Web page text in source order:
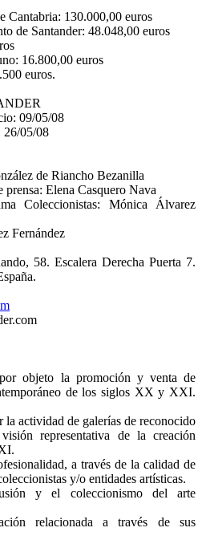
130.000,00 euros
Santander: 48.048,00 euros
16.800,00 euros
euros.
09/05/08
26/05/08
de Riancho Bezanilla
prensa: Elena Casquero Nava
Coleccionistas: Mónica Álvarez
Fernández
58. Escalera Derecha Puerta 7.
objeto la promoción y venta de
de los siglos XX y XXI.
actividad de galerías de reconocido
representativa de la creación
a través de la calidad de
y/o entidades artísticas.
y el coleccionismo del arte
relacionada a través de sus